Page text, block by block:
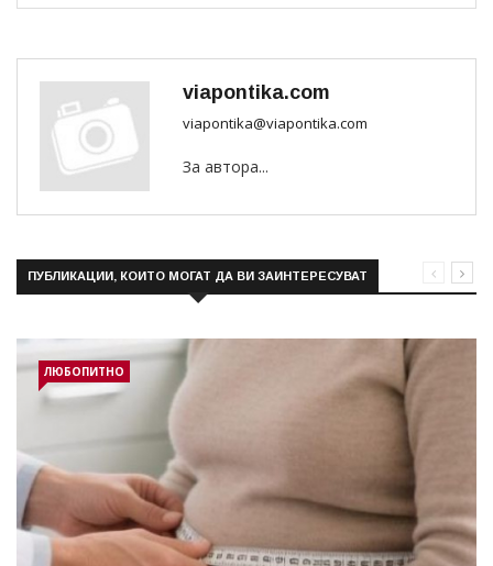
viapontika.com
viapontika@viapontika.com
За автора...
ПУБЛИКАЦИИ, КОИТО МОГАТ ДА ВИ ЗАИНТЕРЕСУВАТ
ЛЮБОПИТНО